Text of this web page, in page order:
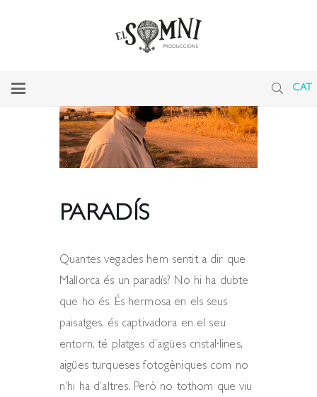
CAT
PARADÍS
Quantes vegades hem sentit a dir que
Mallorca és un paradís? No hi ha dubte
que ho és. És hermosa en els seus
paisatges, és captivadora en el seu
entorn, té platges d’aigües cristal·lines,
aigües turqueses fotogèniques com no
n’hi ha d’altres. Però no tothom que viu